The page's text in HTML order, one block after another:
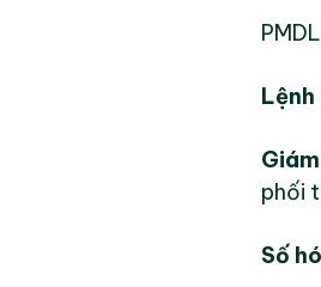
Lệnh
phối
Số